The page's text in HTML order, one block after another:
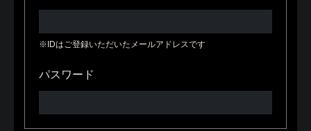
※IDはご登録いただいたメールアドレスです
パスワード